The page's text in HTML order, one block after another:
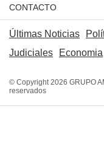
CONTACTO
Últimas Noticias
Judiciales
Economia
© Copyright 2026 GRUPO
reservados